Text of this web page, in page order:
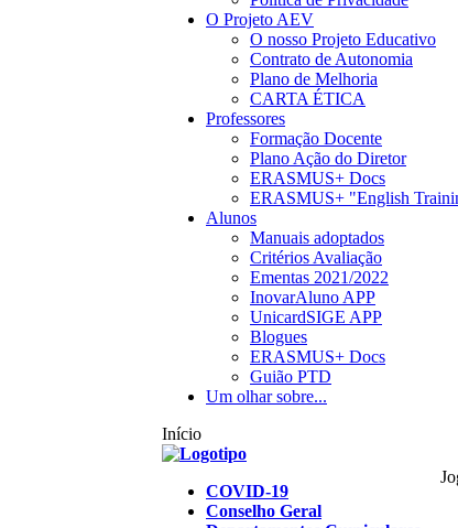
O Projeto AEV
O nosso Projeto Educativo
Contrato de Autonomia
Plano de Melhoria
CARTA ÉTICA
Professores
Formação Docente
Plano Ação do Diretor
ERASMUS+ Docs
ERASMUS+ "English
Alunos
Manuais adoptados
Critérios Avaliação
Ementas 2021/2022
InovarAluno APP
UnicardSIGE APP
Blogues
ERASMUS+ Docs
Guião PTD
Um olhar sobre...
Início
COVID-19
Conselho Geral